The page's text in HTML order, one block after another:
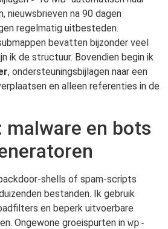
nieuwsbrieven na 90 dagen
regelmatig uitbesteden.
bevatten bijzonder veel
ik de structuur. Bovendien begin ik
, ondersteuningsbijlagen naar een
en alleen referenties in de
malware en bots
shells of spam-scripts
bestanden. Ik gebruik
en beperk uitvoerbare
Ongewone groeispurten in wp-